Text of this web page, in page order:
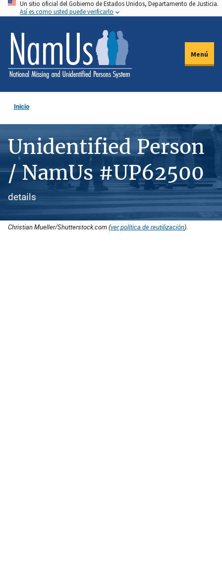
Pasar
al
contenido
principal
Un sitio oficial del Gobierno de Estados Unidos, Departamento de Justicia.
Así es como usted puede verificarlo
Menú
Inicio
Unidentified Person
/ NamUs #UP62500
details
Christian Mueller/Shutterstock.com (ver política de reutilización).